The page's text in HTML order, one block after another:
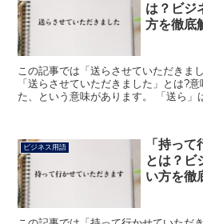
は？ビジ
方を徹底
この記事では「送らさせていただきま
「送らさせていただきました」とは?
た、という意味があります。 「送ら」
ビジネス用語
「持って
とは？ビ
い方を徹